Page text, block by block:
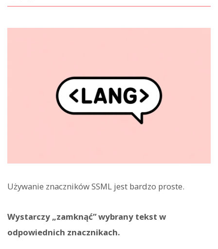
Używanie znaczników SSML jest bardzo proste.
Wystarczy „zamknąć” wybrany tekst w
odpowiednich znacznikach.